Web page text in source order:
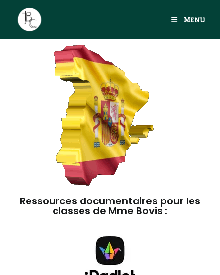
Menu
Ressources documentaires pour les
classes de Mme Bovis :